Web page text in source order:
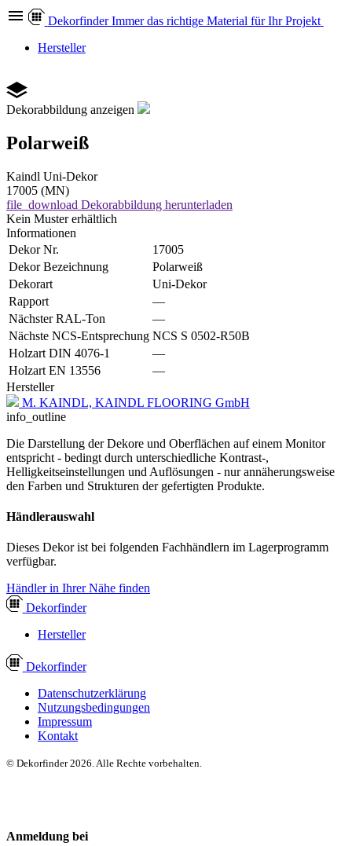
Dekorfinder Immer das richtige Material für Ihr Projekt
Hersteller
Dekorabbildung anzeigen
Polarweiß
Kaindl Uni-Dekor
17005 (MN)
file_download Dekorabbildung herunterladen
Kein Muster erhältlich
Informationen
Dekor Nr.
17005
Dekor Bezeichnung
Polarweiß
Dekorart
Uni-Dekor
Rapport
—
Nächster RAL-Ton
—
Nächste NCS-Entsprechung NCS S 0502-R50B
Holzart DIN 4076-1
—
Holzart EN 13556
—
Hersteller
M. KAINDL, KAINDL FLOORING GmbH
info_outline
Die Darstellung der Dekore und Oberflächen auf einem Monitor
entspricht - bedingt durch unterschiedliche Kontrast-,
Helligkeitseinstellungen und Auflösungen - nur annäherungsweise
den Farben und Strukturen der gefertigten Produkte.
Händlerauswahl
Dieses Dekor ist bei folgenden Fachhändlern im Lagerprogramm
verfügbar.
Händler in Ihrer Nähe finden
Dekorfinder
Hersteller
Dekorfinder
Datenschutzerklärung
Nutzungsbedingungen
Impressum
Kontakt
© Dekorfinder 2026. Alle Rechte vorbehalten.
Anmeldung bei